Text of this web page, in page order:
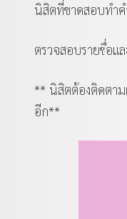
นิสิตที่ขาดสอบทำ
ตรวจสอบรายชื่อ
** นิสิตต้องติดตาม
อีก**